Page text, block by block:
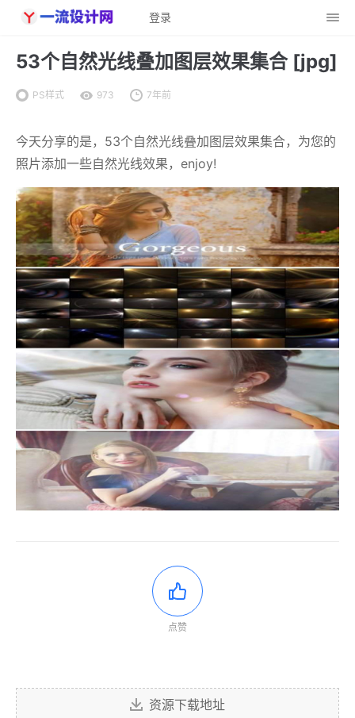
登录
53个自然光线叠加图层效果集合 [jpg]
PS样式 973 7年前
今天分享的是，53个自然光线叠加图层效果集合，为您的
照片添加一些自然光线效果，enjoy!
点赞
资源下载地址